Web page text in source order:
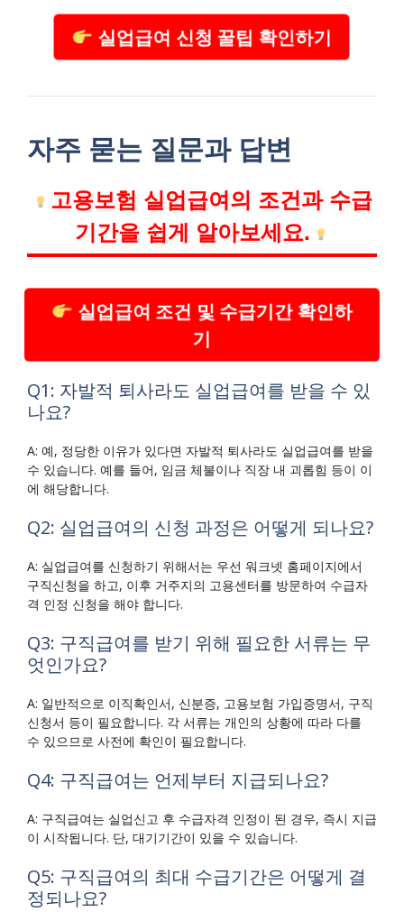
실업급여 신청 꿀팁 확인하기
자주 묻는 질문과 답변
고용보험 실업급여의 조건과 수급
기간을 쉽게 알아보세요.
실업급여 조건 및 수급기간 확인하
기
Q1: 자발적 퇴사라도 실업급여를 받을 수 있
나요?
A: 예, 정당한 이유가 있다면 자발적 퇴사라도 실업급여를 받을
수 있습니다. 예를 들어, 임금 체불이나 직장 내 괴롭힘 등이 이
에 해당합니다.
Q2: 실업급여의 신청 과정은 어떻게 되나요?
A: 실업급여를 신청하기 위해서는 우선 워크넷 홈페이지에서
구직신청을 하고, 이후 거주지의 고용센터를 방문하여 수급자
격 인정 신청을 해야 합니다.
Q3: 구직급여를 받기 위해 필요한 서류는 무
엇인가요?
A: 일반적으로 이직확인서, 신분증, 고용보험 가입증명서, 구직
신청서 등이 필요합니다. 각 서류는 개인의 상황에 따라 다를
수 있으므로 사전에 확인이 필요합니다.
Q4: 구직급여는 언제부터 지급되나요?
A: 구직급여는 실업신고 후 수급자격 인정이 된 경우, 즉시 지급
이 시작됩니다. 단, 대기기간이 있을 수 있습니다.
Q5: 구직급여의 최대 수급기간은 어떻게 결
정되나요?